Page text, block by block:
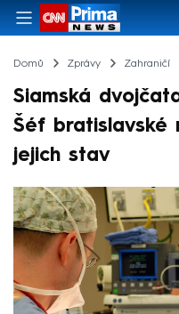
Domů Zprávy Zahraničí
Siamská
Šéf bratislavské
jejich stav